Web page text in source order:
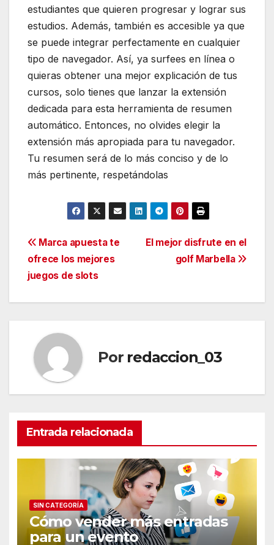
estudiantes que quieren progresar y lograr sus
estudios. Además, también es accesible ya que
se puede integrar perfectamente en cualquier
tipo de navegador. Así, ya surfees en línea o
quieras obtener una mejor explicación de tus
cursos, solo tienes que lanzar la extensión
dedicada para esta herramienta de resumen
automático. Entonces, no olvides elegir la
extensión más apropiada para tu navegador.
Tu resumen será de lo más conciso y de lo
más pertinente, respetándolas
Navegación
de
entradas
El mejor disfrute en el
golf Marbella
Marca apuesta te
ofrece los mejores
juegos de slots
Por redaccion_03
Entrada relacionada
SIN CATEGORÍA
Cómo vender más entradas
para un evento